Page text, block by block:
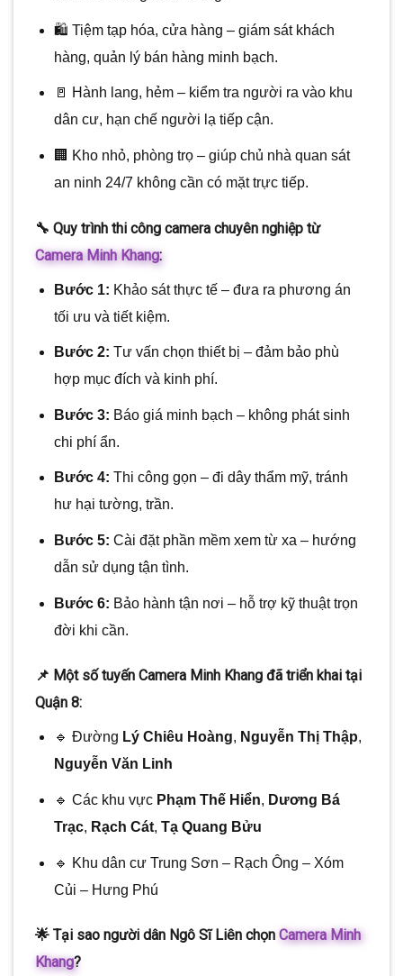
🛍️ Tiệm tạp hóa, cửa hàng – giám sát khách
hàng, quản lý bán hàng minh bạch.
🚪 Hành lang, hẻm – kiểm tra người ra vào khu
dân cư, hạn chế người lạ tiếp cận.
🏢 Kho nhỏ, phòng trọ – giúp chủ nhà quan sát
an ninh 24/7 không cần có mặt trực tiếp.
🔧 Quy trình thi công camera chuyên nghiệp từ
Camera Minh Khang:
Bước 1: Khảo sát thực tế – đưa ra phương án
tối ưu và tiết kiệm.
Bước 2: Tư vấn chọn thiết bị – đảm bảo phù
hợp mục đích và kinh phí.
Bước 3: Báo giá minh bạch – không phát sinh
chi phí ẩn.
Bước 4: Thi công gọn – đi dây thẩm mỹ, tránh
hư hại tường, trần.
Bước 5: Cài đặt phần mềm xem từ xa – hướng
dẫn sử dụng tận tình.
Bước 6: Bảo hành tận nơi – hỗ trợ kỹ thuật trọn
đời khi cần.
📌 Một số tuyến Camera Minh Khang đã triển khai tại
Quận 8:
🔹 Đường Lý Chiêu Hoàng, Nguyễn Thị Thập,
Nguyễn Văn Linh
🔹 Các khu vực Phạm Thế Hiển, Dương Bá
Trạc, Rạch Cát, Tạ Quang Bửu
🔹 Khu dân cư Trung Sơn – Rạch Ông – Xóm
Củi – Hưng Phú
🌟 Tại sao người dân Ngô Sĩ Liên chọn Camera Minh
Khang?